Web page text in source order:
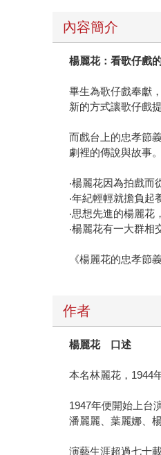
內容簡介
楊麗花：看歌仔戲
畢生為歌仔戲奉獻
新的方式讓歌仔戲
而戲台上的忠孝節
劇裡的傳說與故事。
‧楊麗花因為拍戲
‧年紀輕輕就擔負起
‧思想先進的楊麗
‧楊麗花有一大群
《楊麗花的忠孝節
作者
楊麗花 口述
本名林麗花，1944
1947年便開始上台
潘麗麗、葉麗娜、
演藝生涯超過七十